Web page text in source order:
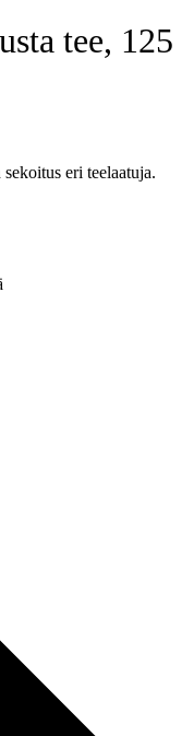
tee, 125
eri teelaatuja.